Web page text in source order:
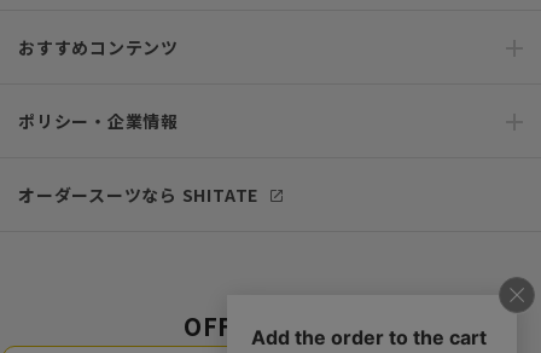
おすすめコンテンツ
ポリシー・企業情報
オーダースーツなら SHITATE
OFFICIAL SNS